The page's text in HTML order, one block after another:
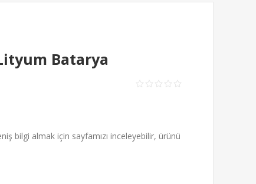
Batarya
bilgi almak için sayfamızı inceleyebilir, ürünü